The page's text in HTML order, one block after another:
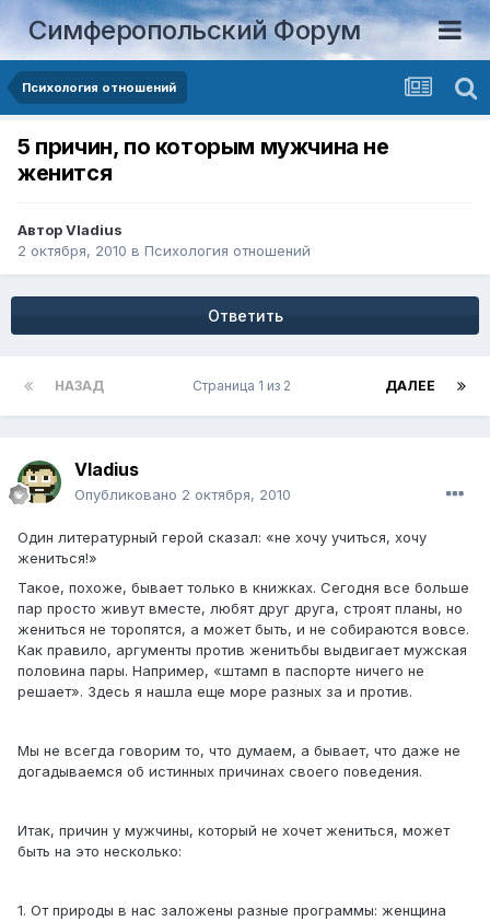
Симферопольский Форум
Психология отношений
5 причин, по которым мужчина не
женится
АвторVladius
2 октября, 2010 в Психология отношений
Ответить
НАЗАД ДАЛЕЕ
Страница 1 из 2
Vladius
Опубликовано 2 октября, 2010
Один литературный герой сказал: «не хочу учиться, хочу
жениться!»
Такое, похоже, бывает только в книжках. Сегодня все больше
пар просто живут вместе, любят друг друга, строят планы, но
жениться не торопятся, а может быть, и не собираются вовсе.
Как правило, аргументы против женитьбы выдвигает мужская
половина пары. Например, «штамп в паспорте ничего не
решает». Здесь я нашла еще море разных за и против.
Мы не всегда говорим то, что думаем, а бывает, что даже не
догадываемся об истинных причинах своего поведения.
Итак, причин у мужчины, который не хочет жениться, может
быть на это несколько:
1. От природы в нас заложены разные программы: женщина